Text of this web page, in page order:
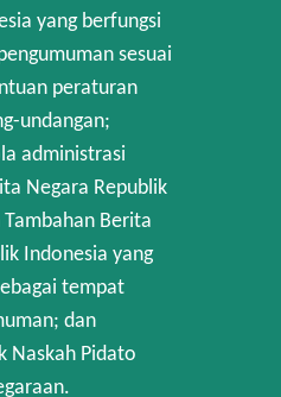
yang berfungsi
sesuai
peraturan
undangan;
administrasi
Negara Republik
Tambahan Berita
Indonesia yang
tempat
dan
Naskah Pidato